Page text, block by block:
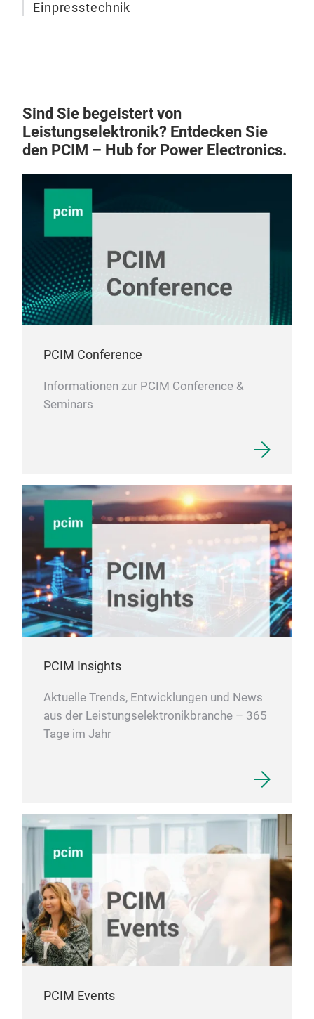
Einpresstechnik
Sind Sie begeistert von
Leistungselektronik? Entdecken Sie
den PCIM – Hub for Power Electronics.
PCIM Conference
Informationen zur PCIM Conference &
Seminars
PCIM Insights
Aktuelle Trends, Entwicklungen und News
aus der Leistungselektronikbranche – 365
Tage im Jahr
PCIM Events